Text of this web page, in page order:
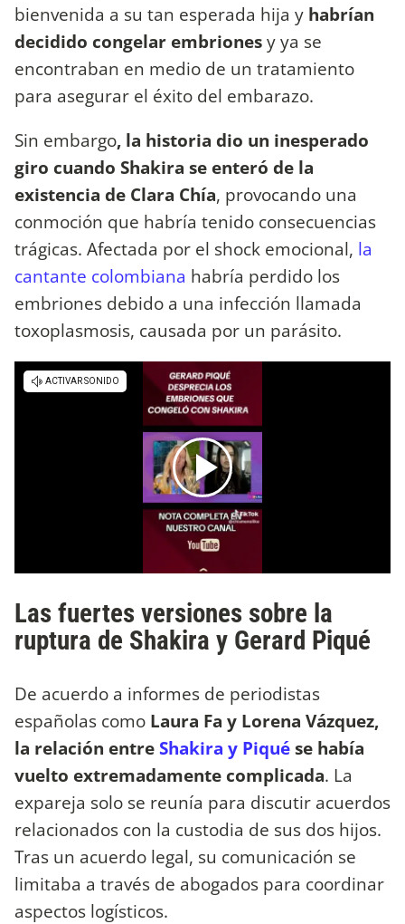
bienvenida a su tan esperada hija y habrían
decidido congelar embrionesy ya se
encontraban en medio de un tratamiento
para asegurar el éxito del embarazo.
Sin embargo, la historia dio un inesperado
giro cuando Shakira se enteró de la
existencia de Clara Chía, provocando una
conmoción que habría tenido consecuencias
trágicas. Afectada por el shock emocional, la
cantante colombiana habría perdido los
embriones debido a una infección llamada
toxoplasmosis, causada por un parásito.
Las fuertes versiones sobre la
ruptura de Shakira y Gerard Piqué
De acuerdo a informes de periodistas
españolas como Laura Fa y Lorena Vázquez,
la relación entreShakira y Piquése había
vuelto extremadamente complicada. La
expareja solo se reunía para discutir acuerdos
relacionados con la custodia de sus dos hijos.
Tras un acuerdo legal, su comunicación se
limitaba a través de abogados para coordinar
aspectos logísticos.